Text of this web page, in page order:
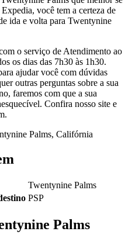
você tem a certeza de
ida e volta para Twentynine
o serviço de Atendimento ao
os dias das 7h30 às 1h30.
ajudar você com dúvidas
outras perguntas sobre a sua
faremos com que a sua
Confira nosso site e
Palms, Califórnia
Twentynine Palms
PSP
Palms